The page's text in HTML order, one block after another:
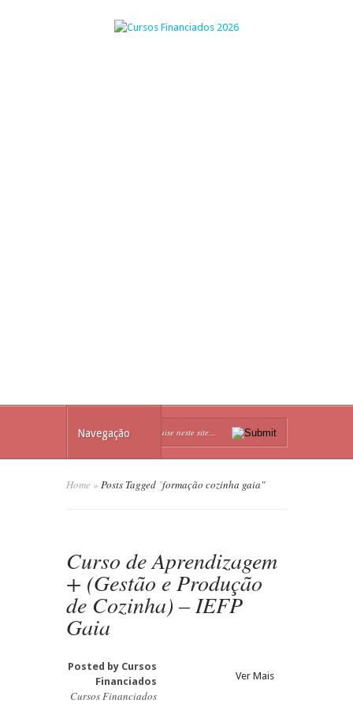
Navegação
Home » Posts Tagged "formação cozinha gaia"
Curso de Aprendizagem
+ (Gestão e Produção
de Cozinha) – IEFP
Gaia
Posted by Cursos
Financiados
Cursos Financiados
Ver Mais